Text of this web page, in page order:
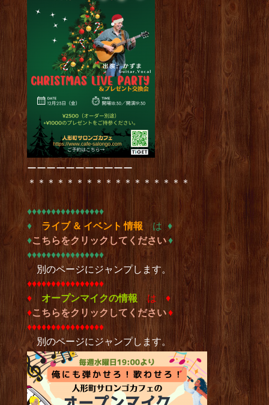
ーーーーーーーーーーー
＊＊＊＊＊＊＊＊＊＊＊＊＊＊＊＊＊
♦︎♦︎♦︎♦︎♦︎♦︎♦︎♦︎♦︎♦︎♦︎♦︎♦︎♦︎♦︎♦︎
♦︎ ライブ ＆ イベント 情報 は ♦︎
♦︎こちらをクリックしてください♦︎
♦︎♦︎♦︎♦︎♦︎♦︎♦︎♦︎♦︎♦︎♦︎♦︎♦︎♦︎♦︎♦︎
別のページにジャンプします。
♦︎♦︎♦︎♦︎♦︎♦︎♦︎♦︎♦︎♦︎♦︎♦︎♦︎♦︎♦︎♦︎
♦︎ オープンマイクの情報は ♦︎
♦︎こちらをクリックしてください♦︎
♦︎♦︎♦︎♦︎♦︎♦︎♦︎♦︎♦︎♦︎♦︎♦︎♦︎♦︎♦︎♦︎
別のページにジャンプします。